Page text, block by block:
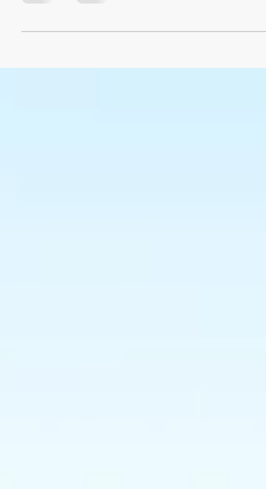
lugar com mais facilidade e
No post desse blog vamos
dicas de como...